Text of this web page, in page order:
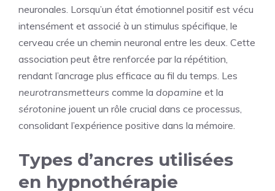
neuronales. Lorsqu’un état émotionnel positif est vécu
intensément et associé à un stimulus spécifique, le
cerveau crée un chemin neuronal entre les deux. Cette
association peut être renforcée par la répétition,
rendant l’ancrage plus efficace au fil du temps. Les
neurotransmetteurs comme la dopamine et la
sérotonine jouent un rôle crucial dans ce processus,
consolidant l’expérience positive dans la mémoire.
Types d’ancres utilisées
en hypnothérapie